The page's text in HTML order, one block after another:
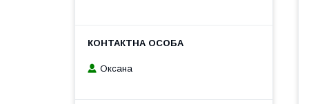
Оксана